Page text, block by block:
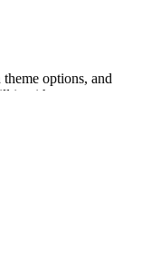
options, and
it with your custom